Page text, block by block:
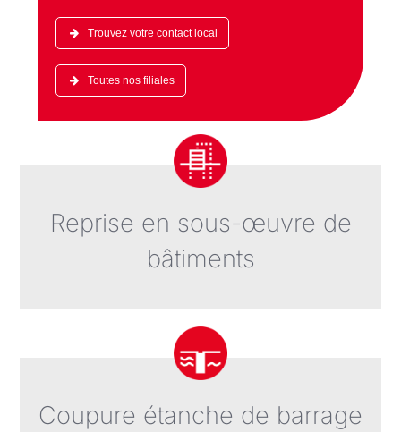
Trouvez votre contact local
Toutes nos filiales
Reprise en sous-œuvre de
bâtiments
Coupure étanche de barrage